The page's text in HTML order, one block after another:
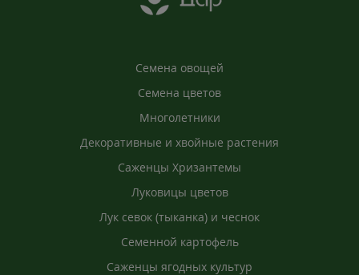
Семена овощей
Семена цветов
Многолетники
Декоративные и хвойные растения
Саженцы Хризантемы
Луковицы цветов
Лук севок (тыканка) и чеснок
Семенной картофель
Саженцы ягодных культур